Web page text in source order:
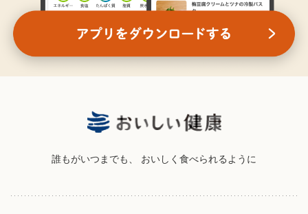
誰もがいつまでも、 おいしく食べられるように